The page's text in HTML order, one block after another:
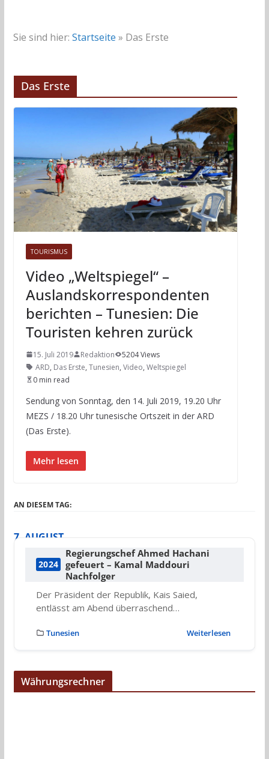
Sie sind hier: Startseite » Das Erste
Das Erste
TOURISMUS
Video „Weltspiegel“ –
Auslandskorrespondenten
berichten – Tunesien: Die
Touristen kehren zurück
15. Juli 2019 Redaktion
5204 Views
ARD, Das Erste, Tunesien, Video, Weltspiegel
0 min read
Sendung von Sonntag, den 14. Juli 2019, 19.20 Uhr
MEZS / 18.20 Uhr tunesische Ortszeit in der ARD
(Das Erste).
Mehr lesen
AN DIESEM TAG:
7. AUGUST
2024
Regierungschef Ahmed Hachani
gefeuert – Kamal Maddouri
Nachfolger
Der Präsident der Republik, Kais Saied,
entlässt am Abend überraschend…
Tunesien Weiterlesen
Währungsrechner